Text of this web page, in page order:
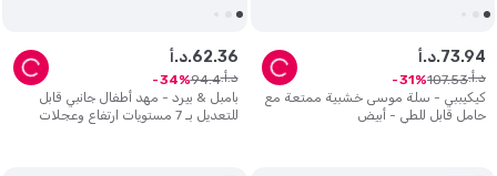
كيكيببي - سلة موسى خشبية ممتعة مع
حامل قابل للطي - أبيض
د.أ.73.94
د.أ. 107.53
31
بامبل & بيرد - مهد أطفال جانبي قابل
للتعديل بـ 7 مستويات ارتفاع وعجلات
د.أ.62.36
د.أ. 94.4
34